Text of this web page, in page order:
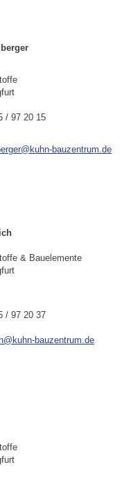
/ 97 20 15
bauzentrum.de
& Bauelemente
/ 97 20 37
bauzentrum.de